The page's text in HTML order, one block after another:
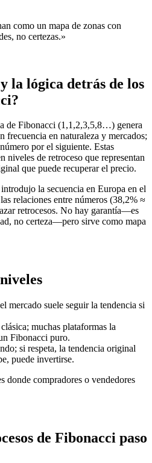
como un mapa de zonas con
no certezas.»
la lógica detrás de los
de Fibonacci (1,1,2,3,5,8…) genera
frecuencia en naturaleza y mercados;
por el siguiente. Estas
niveles de retroceso que representan
que puede recuperar el precio.
la secuencia en Europa en el
relaciones entre números (38,2% ≈
retrocesos. No hay garantía—es
no certeza—pero sirve como mapa
mercado suele seguir la tendencia si
muchas plataformas la
Fibonacci puro.
si respeta, la tendencia original
puede invertirse.
donde compradores o vendedores
de Fibonacci paso